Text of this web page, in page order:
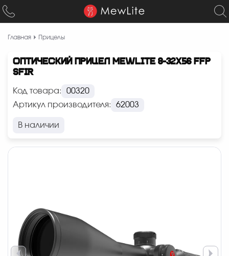
Главная Прицелы
ОПТИЧЕСКИЙ ПРИЦЕЛ MEWLITE 8-32X56 FFP
SFIR
Код товара:
00320
Артикул производителя:
62003
В наличии